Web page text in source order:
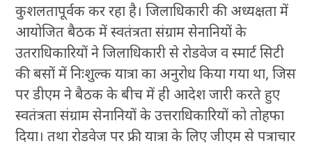
कुशलतापूर्वक कर रहा है। जिलाधिकारी की अध्यक्षता में
आयोजित बैठक में स्वतंत्रता संग्राम सेनानियों के
उतराधिकारियों ने जिलाधिकारी से रोडवेज व स्मार्ट सिटी
की बसों में निःशुल्क यात्रा का अनुरोध किया गया था, जिस
पर डीएम ने बैठक के बीच में ही आदेश जारी करते हुए
स्वतंत्रता संग्राम सेनानियों के उत्तराधिकारियों को तोहफा
दिया। तथा रोडवेज पर फ्री यात्रा के लिए जीएम से पत्राचार